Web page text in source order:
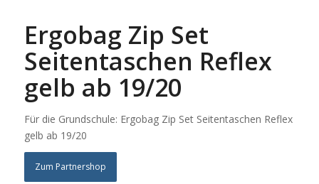
Ergobag Zip Set
Seitentaschen Reflex
gelb ab 19/20
Für die Grundschule: Ergobag Zip Set Seitentaschen Reflex
gelb ab 19/20
Zum Partnershop